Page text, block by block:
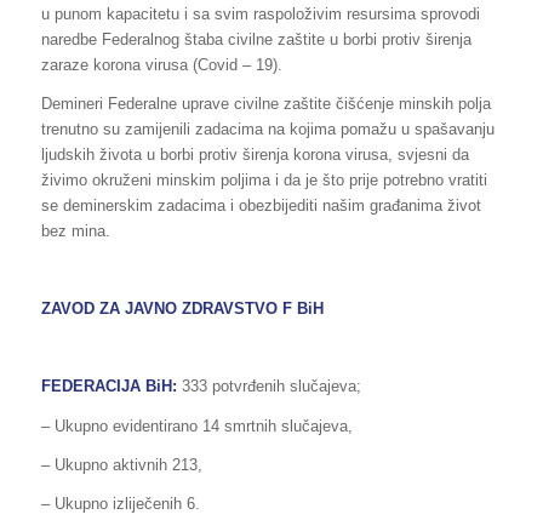
u punom kapacitetu i sa svim raspoloživim resursima sprovodi
naredbe Federalnog štaba civilne zaštite u borbi protiv širenja
zaraze korona virusa (Covid – 19).
Demineri Federalne uprave civilne zaštite čišćenje minskih polja
trenutno su zamijenili zadacima na kojima pomažu u spašavanju
ljudskih života u borbi protiv širenja korona virusa, svjesni da
živimo okruženi minskim poljima i da je što prije potrebno vratiti
se deminerskim zadacima i obezbijediti našim građanima život
bez mina.
ZAVOD ZA JAVNO ZDRAVSTVO F BiH
FEDERACIJA BiH: 333 potvrđenih slučajeva;
– Ukupno evidentirano 14 smrtnih slučajeva,
– Ukupno aktivnih 213,
– Ukupno izliječenih 6.